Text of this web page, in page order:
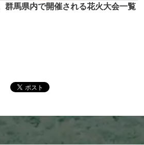
群馬県内で開催される花火大会一覧